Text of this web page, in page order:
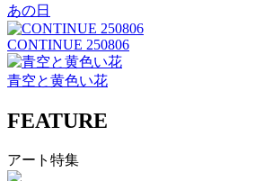
あの日
CONTINUE 250806
青空と黄色い花
FEATURE
アート特集